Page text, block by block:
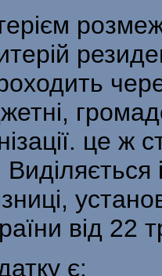
це ж
від 22
є: